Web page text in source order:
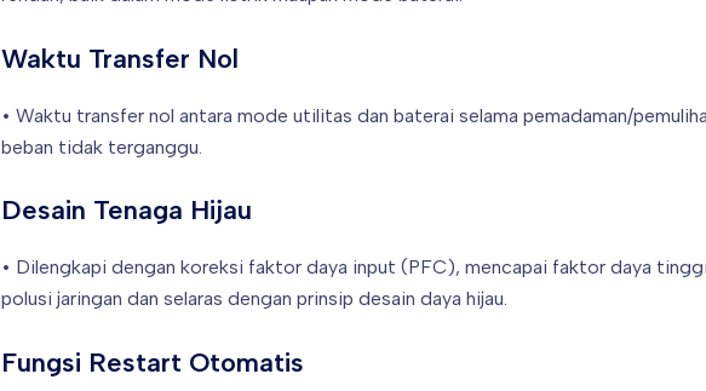
Waktu Transfer Nol
• Waktu transfer nol antara mode utilitas dan baterai selama pemadaman/
beban tidak terganggu.
Desain Tenaga Hijau
• Dilengkapi dengan koreksi faktor daya input (PFC), mencapai faktor daya
polusi jaringan dan selaras dengan prinsip desain daya hijau.
Fungsi Restart Otomatis